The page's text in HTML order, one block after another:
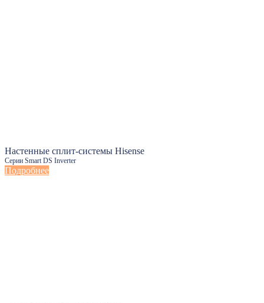
Настенные сплит-системы Hisense
Серии Smart DS Inverter
Подробнее